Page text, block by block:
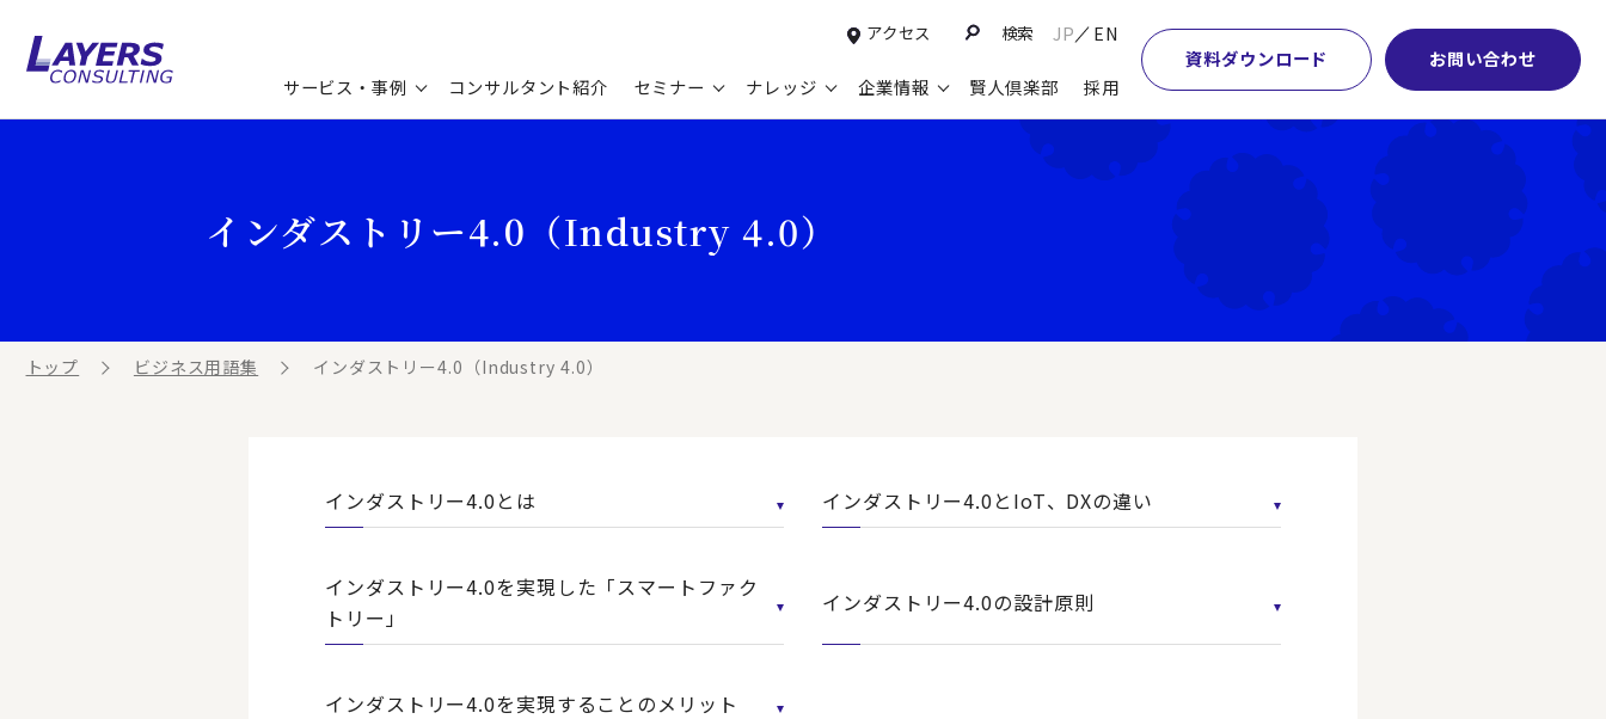
アクセス 検索 JP EN
サービス・事例 コンサルタント紹介 セミナー ナレッジ 企業情報 賢人倶楽部 採用
資料ダウンロード お問い合わせ
コンサルティング事例
新規事業開発・ビジネスモデル変革・
M&A支援
本社・間接業務改革
サプライチェーンマネジメント
物流改革
ヒューマンリソースマネジメント
ビジネスプロセスアウトソーシング
申込み受付中のセミナー
コラム
ビジネステーマ解説集
経営全般
人事
営業・マーケティング
設計・開発・生産・調達
【特集】会計システム刷新
【特集】FP＆Aへの旅
お知らせ
会社概要
レイヤーズ・コンサルティングの特徴
学術顧問紹介
DE&I推進の取り組み
グループ会社
グローバルネットワーク
パートナーシップ
ニュース
インダストリー4.0（Industry 4.0）
トップ ビジネス用語集 インダストリー4.0（Industry 4.0）
インダストリー4.0とは インダストリー4.0とIoT、DXの違い
インダストリー4.0を実現した「スマートファク
トリー」
インダストリー4.0の設計原則
インダストリー4.0を実現することのメリット